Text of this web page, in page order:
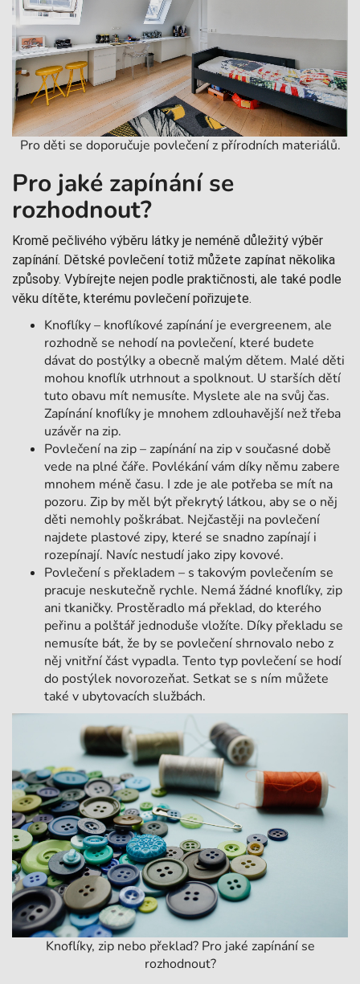
Pro děti se doporučuje povlečení z přírodních materiálů.
Pro jaké zapínání se
rozhodnout?
Kromě pečlivého výběru látky je neméně důležitý výběr
zapínání. Dětské povlečení totiž můžete zapínat několika
způsoby. Vybírejte nejen podle praktičnosti, ale také podle
věku dítěte, kterému povlečení pořizujete.
Knoflíky – knoflíkové zapínání je evergreenem, ale
rozhodně se nehodí na povlečení, které budete
dávat do postýlky a obecně malým dětem. Malé děti
mohou knoflík utrhnout a spolknout. U starších dětí
tuto obavu mít nemusíte. Myslete ale na svůj čas.
Zapínání knoflíky je mnohem zdlouhavější než třeba
uzávěr na zip.
Povlečení na zip – zapínání na zip v současné době
vede na plné čáře. Povlékání vám díky němu zabere
mnohem méně času. I zde je ale potřeba se mít na
pozoru. Zip by měl být překrytý látkou, aby se o něj
děti nemohly poškrábat. Nejčastěji na povlečení
najdete plastové zipy, které se snadno zapínají i
rozepínají. Navíc nestudí jako zipy kovové.
Povlečení s překladem – s takovým povlečením se
pracuje neskutečně rychle. Nemá žádné knoflíky, zip
ani tkaničky. Prostěradlo má překlad, do kterého
peřinu a polštář jednoduše vložíte. Díky překladu se
nemusíte bát, že by se povlečení shrnovalo nebo z
něj vnitřní část vypadla. Tento typ povlečení se hodí
do postýlek novorozeňat. Setkat se s ním můžete
také v ubytovacích službách.
Knoflíky, zip nebo překlad? Pro jaké zapínání se
rozhodnout?